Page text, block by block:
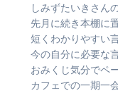
しみずたいきさん
先月に続き本棚に
短くわかりやすい
今の自分に必要な
おみくじ気分でペ
カフェでの一期一